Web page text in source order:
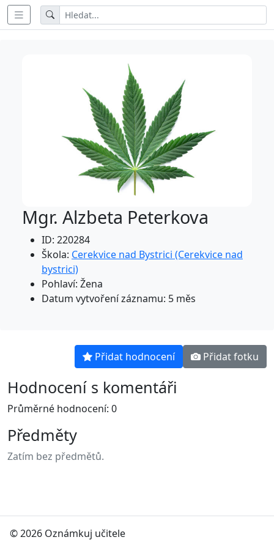
Mgr. Alzbeta Peterkova
ID: 220284
Škola: Cerekvice nad Bystrici (Cerekvice nad
bystrici)
Pohlaví: Žena
Datum vytvoření záznamu: 5 měs
Přidat hodnocení Přidat fotku
Hodnocení s komentáři
Průměrné hodnocení: 0
Předměty
Zatím bez předmětů.
© 2026 Oznámkuj učitele